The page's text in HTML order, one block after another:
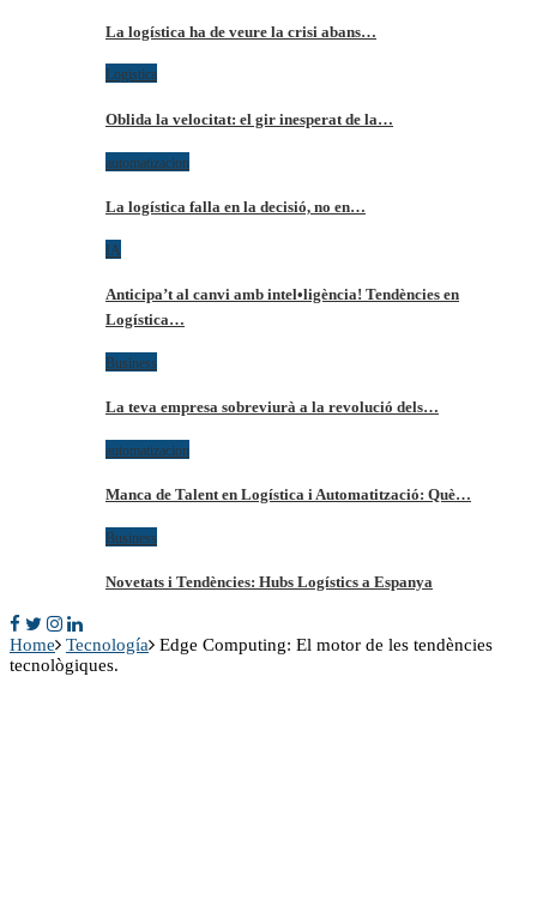
La logística ha de veure la crisi abans…
Logistica
Oblida la velocitat: el gir inesperat de la…
automatizacion
La logística falla en la decisió, no en…
IA
Anticipa’t al canvi amb intel•ligència! Tendències en
Logística…
Business
La teva empresa sobreviurà a la revolució dels…
automatizacion
Manca de Talent en Logística i Automatització: Què…
Business
Novetats i Tendències: Hubs Logístics a Espanya
Home Tecnología
Edge Computing: El motor de les tendències
tecnològiques.